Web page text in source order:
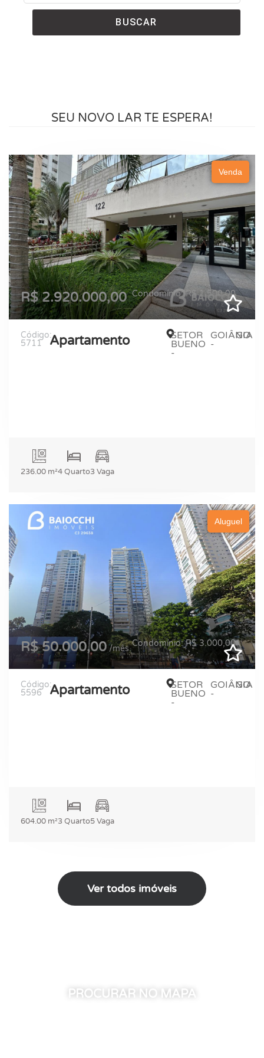
BUSCAR
SEU NOVO LAR TE ESPERA!
Venda
R$ 2.920.000,00 Condomínio: R$ 1.500,00
Código:
5711
Apartamento SETOR
BUENO
-
GOIÂNIA
-
GO
236.00 m²4 Quarto3 Vaga
Aluguel
R$ 50.000,00 /mês
Condomínio: R$ 3.000,00
Código:
5596
Apartamento SETOR
BUENO
-
GOIÂNIA
-
GO
604.00 m²3 Quarto5 Vaga
Ver todos imóveis
PROCURAR NO MAPA